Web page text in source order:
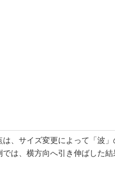
、サイズ変更によって「波」
は、横方向へ引き伸ばした結